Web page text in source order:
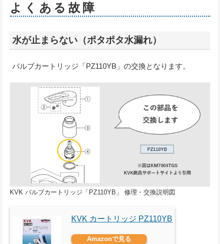
よくある故障
水が止まらない（ポタポタ水漏れ）
バルブカートリッジ「PZ110YB」の交換となります。
KVK バルブカートリッジ「PZ110YB」 修理・交換説明図
KVK カートリッジ PZ110YB
Amazonで見る